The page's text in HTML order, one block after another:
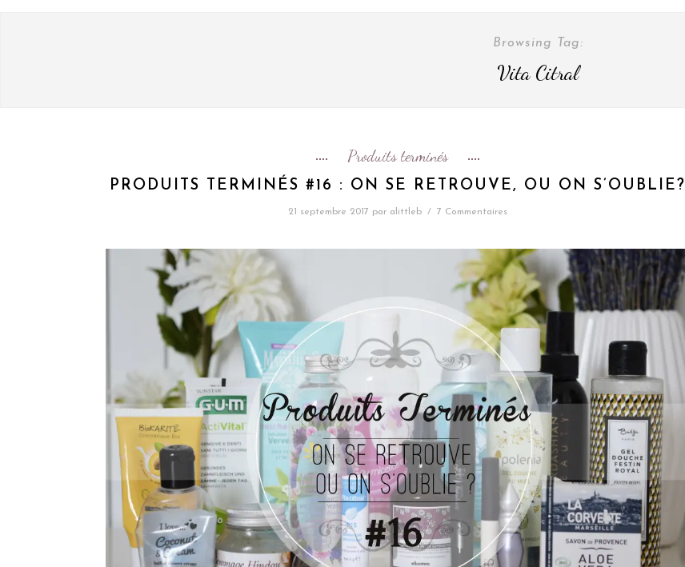
Browsing Tag:
Vita Citral
Produits terminés
PRODUITS TERMINÉS #16 : ON SE RETROUVE, OU ON S’OUBLIE?
21 septembre 2017 par alittleb / 7 Commentaires